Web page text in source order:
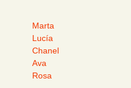
Marta
Lucía
Chanel
Ava
Rosa